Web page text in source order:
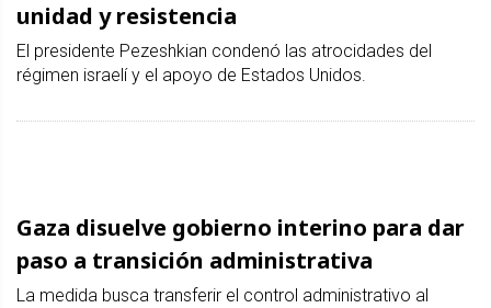
unidad y resistencia
El presidente Pezeshkian condenó las atrocidades del
régimen israelí y el apoyo de Estados Unidos.
Gaza disuelve gobierno interino para dar
paso a transición administrativa
La medida busca transferir el control administrativo al